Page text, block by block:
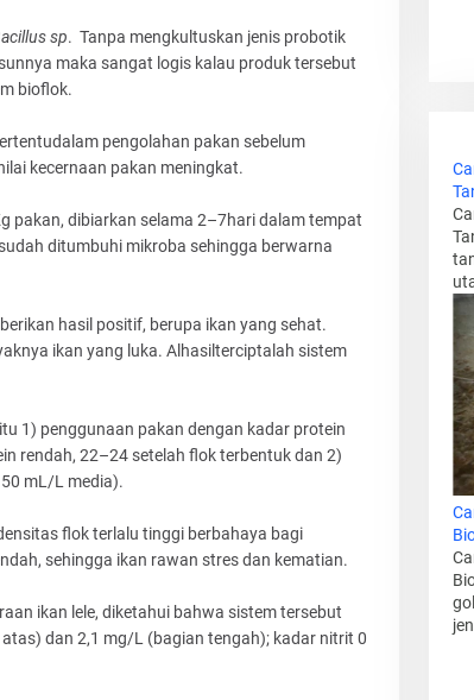
sp. Tanpa mengkultuskan jenis probotik
maka sangat logis kalau produk tersebut
bioflok.
pengolahan pakan sebelum
kecernaan pakan meningkat.
pakan, dibiarkan selama 2–7hari dalam tempat
ditumbuhi mikroba sehingga berwarna
hasil positif, berupa ikan yang sehat.
ikan yang luka. Alhasilterciptalah sistem
1) penggunaan pakan dengan kadar protein
rendah, 22–24 setelah flok terbentuk dan 2)
mL/L media).
flok terlalu tinggi berbahaya bagi
sehingga ikan rawan stres dan kematian.
ikan lele, diketahui bahwa sistem tersebut
dan 2,1 mg/L (bagian tengah); kadar nitrit 0